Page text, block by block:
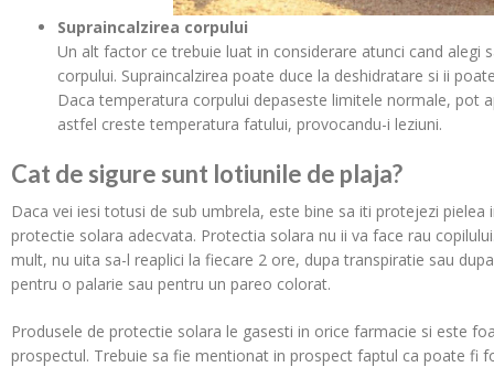
Supraincalzirea corpului
Un alt factor ce trebuie luat in considerare atunci cand alegi
corpului. Supraincalzirea poate duce la deshidratare si ii
Daca temperatura corpului depaseste limitele normale, pot
astfel creste temperatura fatului, provocandu-i leziuni.
Cat de sigure sunt lotiunile de plaja?
Daca vei iesi totusi de sub umbrela, este bine sa iti protejezi pielea
protectie solara adecvata. Protectia solara nu ii va face rau
mult, nu uita sa-l reaplici la fiecare 2 ore, dupa transpiratie sau
pentru o palarie sau pentru un pareo colorat.
Produsele de protectie solara le gasesti in orice farmacie si este
prospectul. Trebuie sa fie mentionat in prospect faptul ca poate fi